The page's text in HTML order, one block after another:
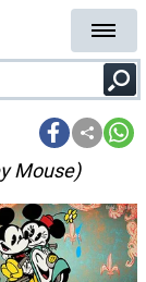
Mouse)